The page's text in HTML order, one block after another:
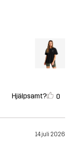
Hjälpsamt? 0
14 juli 2026